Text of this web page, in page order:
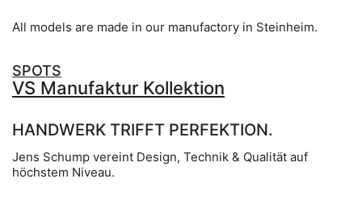
All models are made in our manufactory in Steinheim.
SPOTS
VS Manufaktur Kollektion
HANDWERK TRIFFT PERFEKTION.
Jens Schump vereint Design, Technik & Qualität auf
höchstem Niveau.